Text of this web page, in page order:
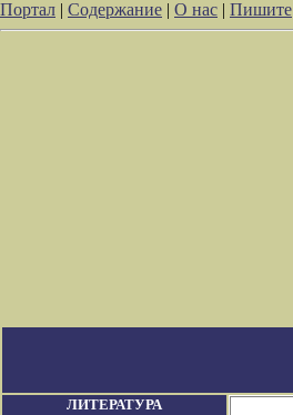
Портал | Содержание | О нас | Пишите
ЛИТЕРАТУРА